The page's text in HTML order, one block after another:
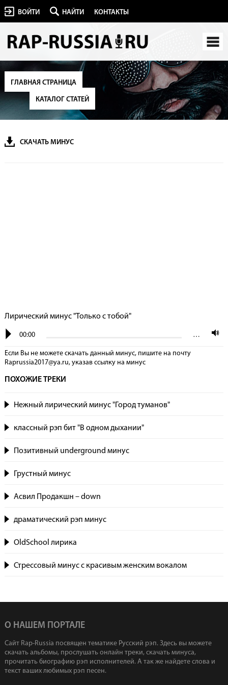
ВОЙТИ НАЙТИ КОНТАКТЫ
ГЛАВНАЯ СТРАНИЦА
КАТАЛОГ СТАТЕЙ
СКАЧАТЬ МИНУС
Лирический минус "Только с тобой"
00:00 …
Если Вы не можете скачать данный минус, пишите на почту
Raprussia2017@ya.ru, указав сcылку на минус
ПОХОЖИЕ ТРЕКИ
Нежный лирический минус "Город туманов"
классный рэп бит "В одном дыхании"
Позитивный underground минус
Грустный минус
Асвил Продакшн – down
драматический рэп минус
OldSchool лирика
Стрессовый минус с красивым женским вокалом
О НАШЕМ ПОРТАЛЕ
Сайт Rap-Russia посвящен тематике Русский рэп. Здесь вы можете
скачать альбомы, прослушать онлайн треки, скачать минуса,
прочитать биографию рэп исполнителей. А так же найдете слова и
текст ваших любимых рэп песен.